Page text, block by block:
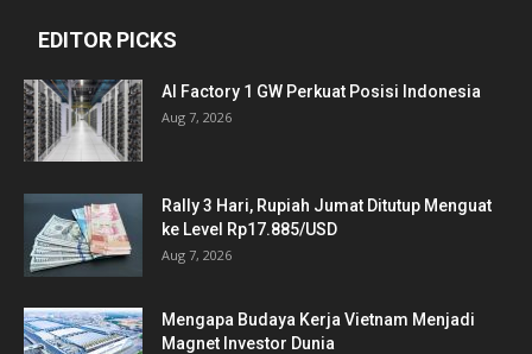
EDITOR PICKS
AI Factory 1 GW Perkuat Posisi Indonesia
Aug 7, 2026
Rally 3 Hari, Rupiah Jumat Ditutup Menguat
ke Level Rp17.885/USD
Aug 7, 2026
Mengapa Budaya Kerja Vietnam Menjadi
Magnet Investor Dunia